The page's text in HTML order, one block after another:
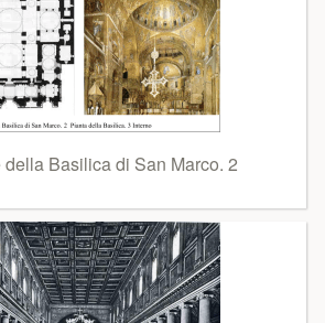
della Basilica di San Marco. 2